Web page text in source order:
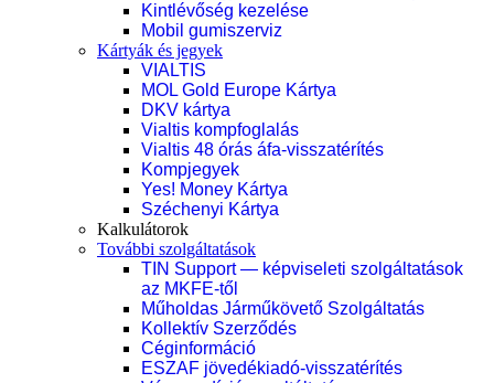
Kintlévőség kezelése
Mobil gumiszerviz
Kártyák és jegyek
VIALTIS
MOL Gold Europe Kártya
DKV kártya
Vialtis kompfoglalás
Vialtis 48 órás áfa-visszatérítés
Kompjegyek
Yes! Money Kártya
Széchenyi Kártya
Kalkulátorok
További szolgáltatások
TIN Support — képviseleti szolgáltatások
az MKFE-től
Műholdas Járműkövető Szolgáltatás
Kollektív Szerződés
Céginformáció
ESZAF jövedékiadó-visszatérítés